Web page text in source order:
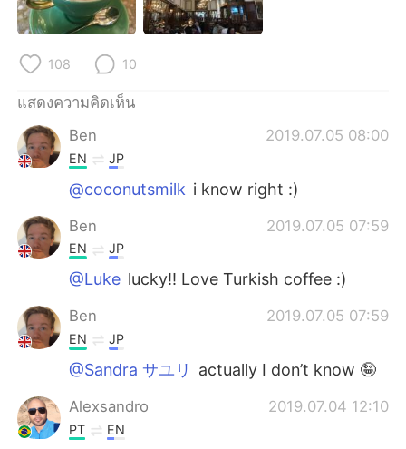
한국어 Русский
Türkçe
Português
108 10
แสดงความคิดเห็น
Ben
2019.07.05 08:00
EN JP
@coconutsmilk i know right :)
Ben 2019.07.05 07:59
EN JP
@Luke lucky!! Love Turkish coffee :)
Ben 2019.07.05 07:59
EN JP
@Sandra サユリ actually I don’t know 🤪
Alexsandro 2019.07.04 12:10
PT EN